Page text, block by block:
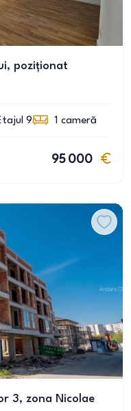
poziționat
9 1 cameră
95 000
3, zona Nicolae